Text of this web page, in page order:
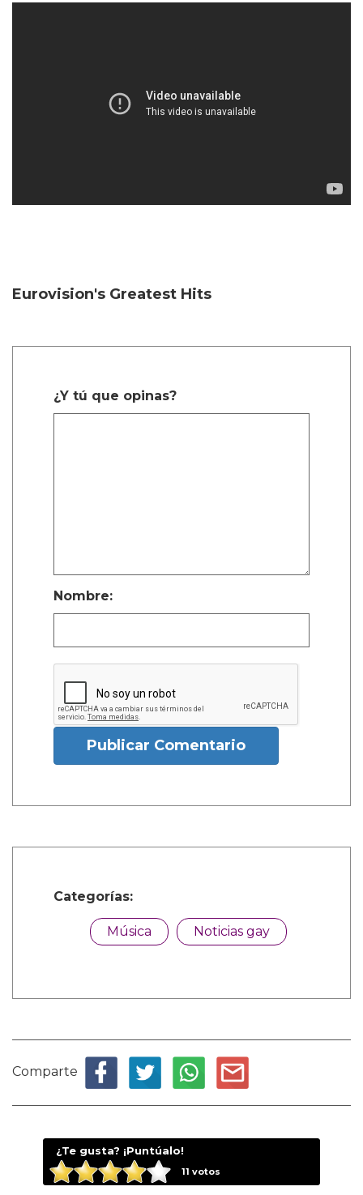
Eurovision's Greatest Hits
¿Y tú que opinas?
Nombre:
Publicar Comentario
Categorías:
Música Noticias gay
Comparte
¿Te gusta? ¡Puntúalo!
11 votos